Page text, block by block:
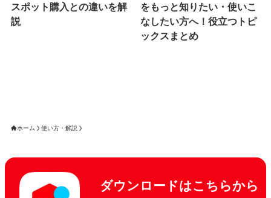
スポット購入との違いを解
説
をもっと知りたい・使いこ
なしたい方へ！役立つトピ
ックスまとめ
ホーム 使い方・解説
ダウンロードはこちらから